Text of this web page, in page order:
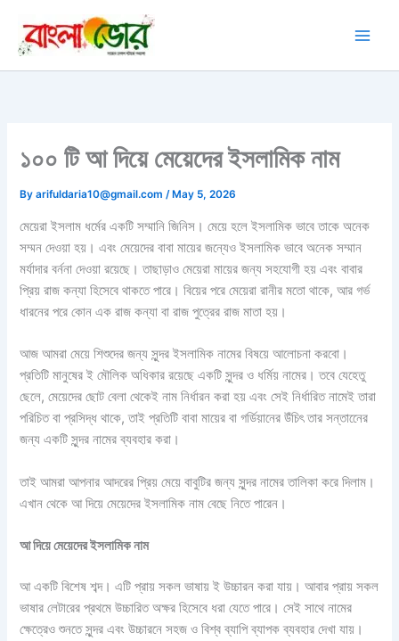
content
১০০ টি আ দিয়ে মেয়েদের ইসলামিক নাম
Byarifuldaria10@gmail.com/ May 5, 2026
মেয়েরা ইসলাম ধর্মের একটি সম্মানি জিনিস। মেয়ে হলে ইসলামিক ভাবে তাকে অনেক
সম্মন দেওয়া হয়। এবং মেয়েদের বাবা মায়ের জন্যেও ইসলামিক ভাবে অনেক সম্মান
মর্যাদার বর্ননা দেওয়া রয়েছে। তাছাড়াও মেয়েরা মায়ের জন্য সহযোগী হয় এবং বাবার
প্রিয় রাজ কন্যা হিসেবে থাকতে পারে। বিয়ের পরে মেয়েরা রানীর মতো থাকে, আর গর্ভ
ধারনের পরে কোন এক রাজ কন্যা বা রাজ পুত্রের রাজ মাতা হয়।
আজ আমরা মেয়ে শিশুদের জন্য সুন্দর ইসলামিক নামের বিষয়ে আলোচনা করবো।
প্রতিটি মানুষের ই মৌলিক অধিকার রয়েছে একটি সুন্দর ও ধর্মিয় নামের। তবে যেহেতু
ছেলে, মেয়েদের ছোট বেলা থেকেই নাম নির্ধারন করা হয় এবং সেই নির্ধারিত নামেই তারা
পরিচিত বা প্রসিদ্ধ থাকে, তাই প্রতিটি বাবা মায়ের বা গর্ডিয়ানের উঁচিৎ তার সন্তানেের
জন্য একটি সুন্দর নামের ব্যবহার করা।
তাই আমরা আপনার আদরের প্রিয় মেয়ে বাবুটির জন্য সুন্দর নামের তালিকা করে দিলাম।
এখান থেকে আ দিয়ে মেয়েদের ইসলামিক নাম বেছে নিতে পারেন।
আ দিয়ে মেয়েদের ইসলামিক নাম
আ একটি বিশেষ শব্দ। এটি প্রায় সকল ভাষায় ই উচ্চারন করা যায়। আবার প্রায় সকল
ভাষার লেটারের প্রথমে উচ্চারিত অক্ষর হিসেবে ধরা যেতে পারে। সেই সাথে নামের
ক্ষেত্রেও শুনতে সুন্দর এবং উচ্চারনে সহজ ও বিশ্ব ব্যাপি ব্যাপক ব্যবহার দেখা যায়।